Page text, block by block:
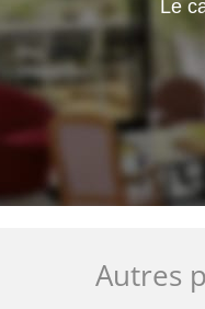
Le
Autres